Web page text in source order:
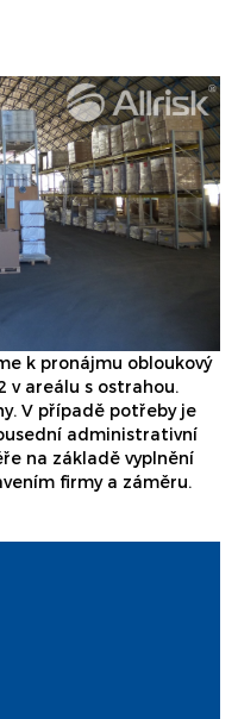
k pronájmu obloukový
v areálu s ostrahou.
V případě potřeby je
administrativní
na základě vyplnění
firmy a záměru.